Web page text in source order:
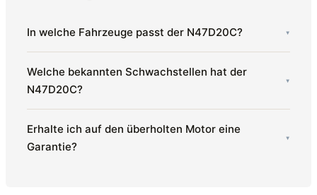
In welche Fahrzeuge passt der N47D20C? ▾
Welche bekannten Schwachstellen hat der
N47D20C?
▾
Erhalte ich auf den überholten Motor eine
Garantie?
▾